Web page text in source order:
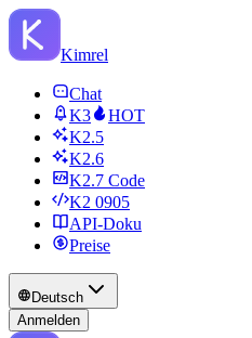
Kimrel
Chat
K3
HOT
K2.5
K2.6
K2.7 Code
K2 0905
API‑Doku
Preise
Deutsch
Anmelden